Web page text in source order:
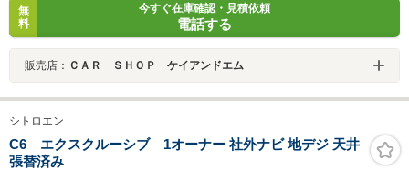
無
料
今すぐ在庫確認・見積依頼
電話する
販売店： ＣＡＲ ＳＨＯＰ ケイアンドエム
シトロエン
C6 エクスクルーシブ 1オーナー 社外ナビ 地デジ 天井
張替済み